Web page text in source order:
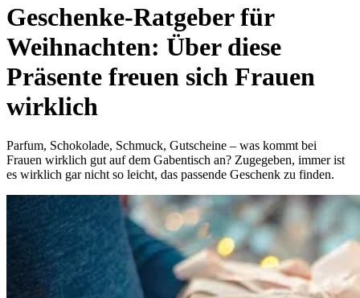
Geschenke-Ratgeber für
Weihnachten: Über diese
Präsente freuen sich Frauen
wirklich
Parfum, Schokolade, Schmuck, Gutscheine – was kommt bei
Frauen wirklich gut auf dem Gabentisch an? Zugegeben, immer ist
es wirklich gar nicht so leicht, das passende Geschenk zu finden.